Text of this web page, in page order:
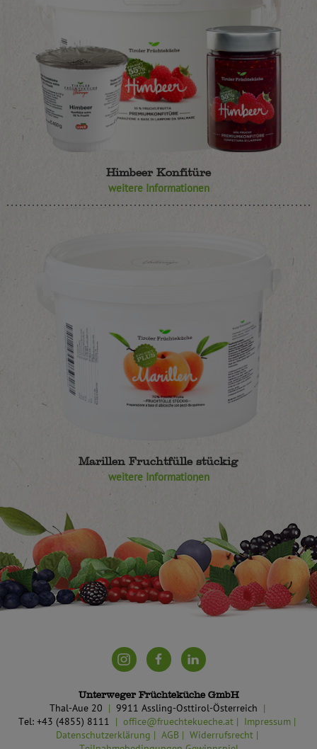
Himbeer Konfitüre
weitere Informationen
Marillen Fruchtfülle stückig
weitere Informationen
Unterweger Früchteküche GmbH
Thal-Aue 20
9911 Assling-Osttirol-Österreich
Tel: +43 (4855) 8111
office@fruechtekueche.at
Impressum
Datenschutzerklärung
AGB
Widerrufsrecht